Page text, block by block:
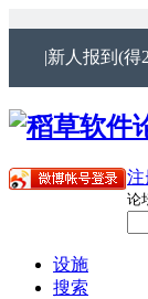
|新人报到(得
注
论
设施
搜索